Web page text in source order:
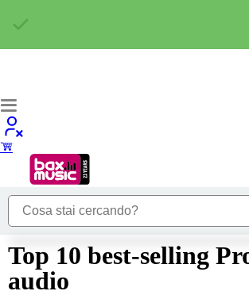
Top 10 best-selling
audio